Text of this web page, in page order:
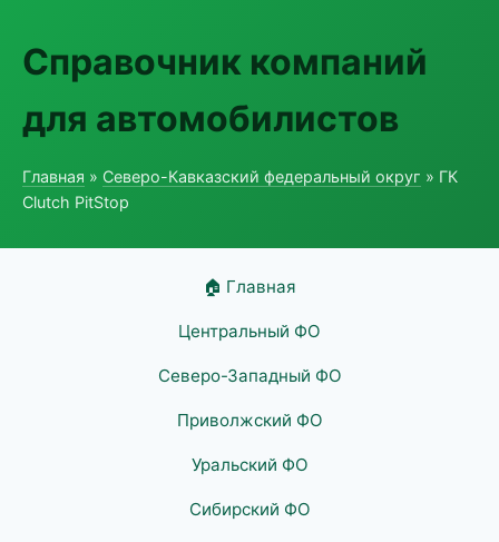
Справочник компаний
для автомобилистов
Главная » Северо-Кавказский федеральный округ » ГК
Clutch PitStop
🏠 Главная
Центральный ФО
Северо-Западный ФО
Приволжский ФО
Уральский ФО
Сибирский ФО